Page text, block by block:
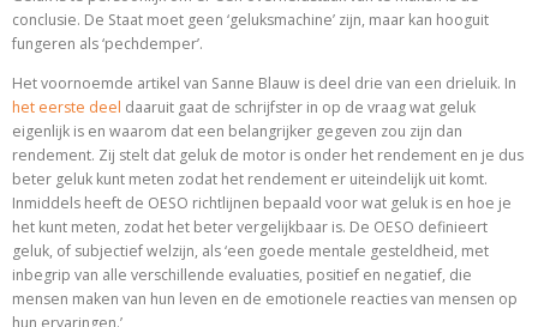
conclusie. De Staat moet geen ‘geluksmachine’ zijn, maar kan hooguit
fungeren als ‘pechdemper’.
Het voornoemde artikel van Sanne Blauw is deel drie van een drieluik. In
het eerste deel daaruit gaat de schrijfster in op de vraag wat geluk
eigenlijk is en waarom dat een belangrijker gegeven zou zijn dan
rendement. Zij stelt dat geluk de motor is onder het rendement en je dus
beter geluk kunt meten zodat het rendement er uiteindelijk uit komt.
Inmiddels heeft de OESO richtlijnen bepaald voor wat geluk is en hoe je
het kunt meten, zodat het beter vergelijkbaar is. De OESO definieert
geluk, of subjectief welzijn, als ‘een goede mentale gesteldheid, met
inbegrip van alle verschillende evaluaties, positief en negatief, die
mensen maken van hun leven en de emotionele reacties van mensen op